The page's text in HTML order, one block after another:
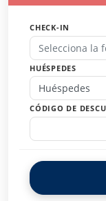
CHECK-IN
HUÉSPEDES
Huéspedes
CÓDIGO DE